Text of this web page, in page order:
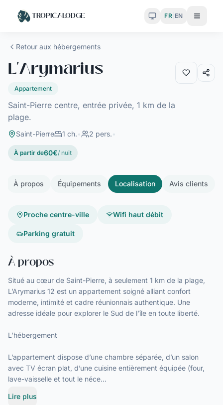
TROPICALODGE Toggle theme
FR EN Menu
Retour aux hébergements
L'Arymarius
Appartement
Saint-Pierre centre, entrée privée, 1 km de la
plage.
Saint-Pierre 1 ch.• 2 pers.•
À partir de60€/ nuit
À propos Équipements Localisation Avis clients
Proche centre-ville Wifi haut débit
Parking gratuit
À propos
Situé au cœur de Saint-Pierre, à seulement 1 km de la plage,
L’Arymarius 12 est un appartement soigné alliant confort
moderne, intimité et cadre réunionnais authentique. Une
adresse idéale pour explorer le Sud de l’île en toute liberté.
L’hébergement
L’appartement dispose d’une chambre séparée, d’un salon
avec TV écran plat, d’une cuisine entièrement équipée (four,
lave-vaisselle et tout le néce…
Lire plus